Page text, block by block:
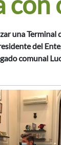
una Terminal
del
comunal